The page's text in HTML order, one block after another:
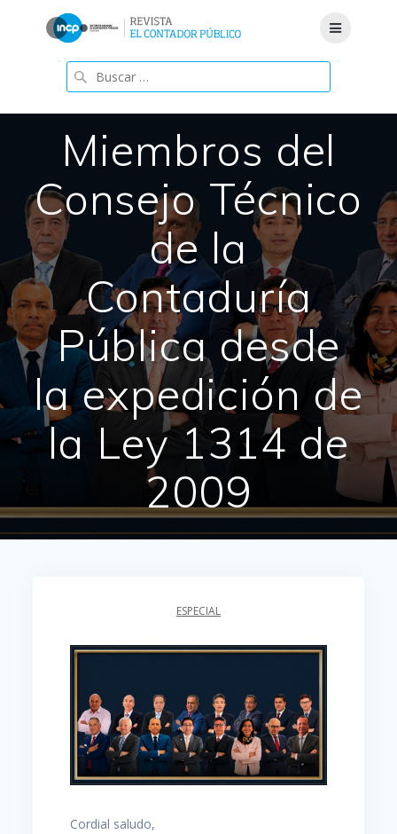
al
Miembros del
Consejo Técnico
de la
Contaduría
Pública desde
la expedición de
la Ley 1314 de
2009
ESPECIAL
Cordial saludo,